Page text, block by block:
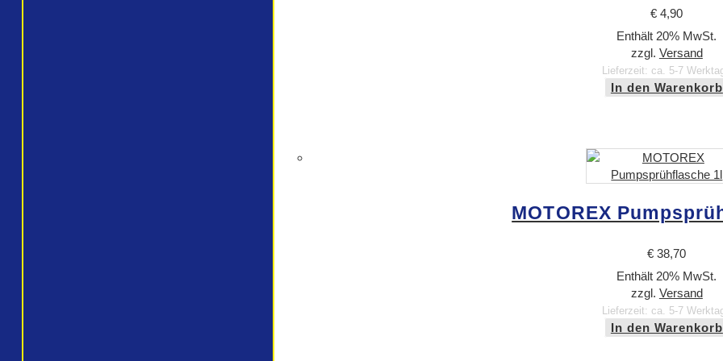
€ 4,90
Enthält 20% MwSt.
zzgl. Versand
Lieferzeit: ca. 5-7
In den Warenkorb
MOTOREX
€ 38,70
Enthält 20% MwSt.
zzgl. Versand
Lieferzeit: ca. 5-7
In den Warenkorb